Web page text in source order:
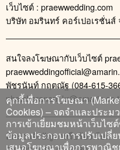
เว็บไซต์ : praewwedding.com
บริษัท อมรินทร์ คอร์เปอเรชั่นส์
สนใจลงโฆษณากับเว็บไซต์
พัชรนันท์ กฤตณัฐ (084-615-
ติดต่อแจ้งปัญหาหรือร้องเรียน
คุกกี้เพื่อการโฆษณา
Cookies) – จดจำและประ
การเข้าเยี่ยมชมหน้าเว็บไซ
ข้อมูลประกอบการปรับเปลี่
เสนอโฆษณาเพื่อการพาณิช